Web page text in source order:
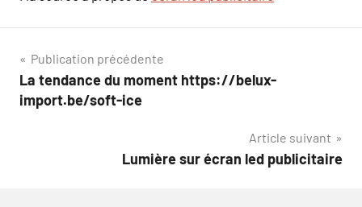
Navigation
de
Publication précédente
La tendance du moment https://belux-
import.be/soft-ice
Article suivant
Lumière sur écran led publicitaire